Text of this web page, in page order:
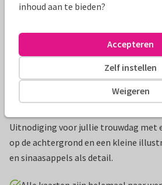
Productinformatie
Uitnodiging voor jullie trouwdag met
op de achtergrond en een kleine
en sinaasappels als detail.
inhoud aan te bieden?
Weigeren
Zelf instellen
Accepteren